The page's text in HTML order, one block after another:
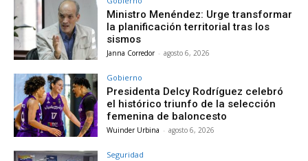
Ministro Menéndez: Urge transformar
la planificación territorial tras los
sismos
Janna Corredor - agosto 6, 2026
Gobierno
Presidenta Delcy Rodríguez celebró
el histórico triunfo de la selección
femenina de baloncesto
Wuinder Urbina - agosto 6, 2026
Seguridad